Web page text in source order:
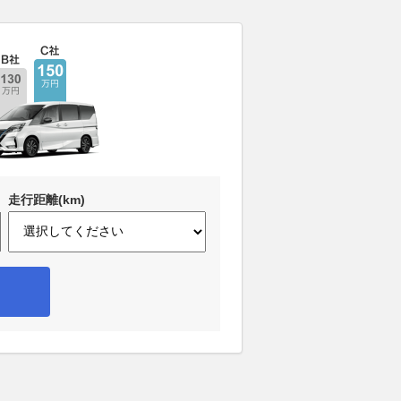
走行距離(km)